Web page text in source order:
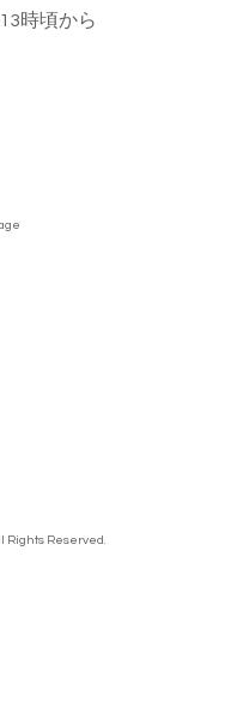
時頃から
Rights Reserved.